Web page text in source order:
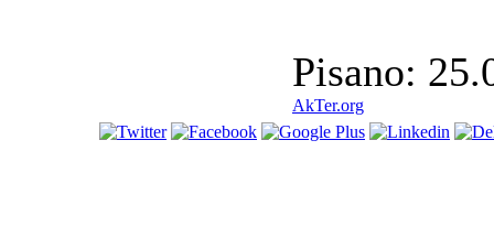
Pisano:
AkTer.org